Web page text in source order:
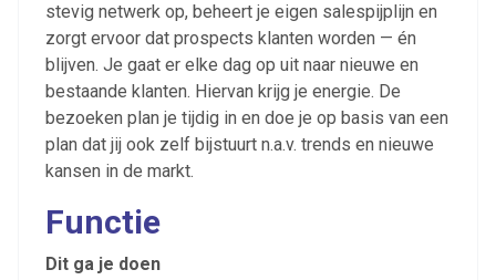
stevig netwerk op, beheert je eigen salespijplijn en
zorgt ervoor dat prospects klanten worden — én
blijven. Je gaat er elke dag op uit naar nieuwe en
bestaande klanten. Hiervan krijg je energie. De
bezoeken plan je tijdig in en doe je op basis van een
plan dat jij ook zelf bijstuurt n.a.v. trends en nieuwe
kansen in de markt.
Functie
Dit ga je doen